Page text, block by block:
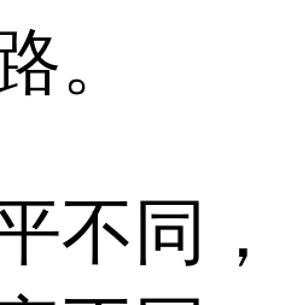
。
不同，